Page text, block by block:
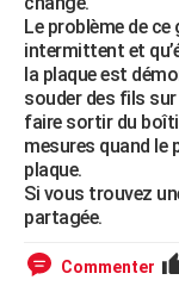
Le problème de ce
intermittent et
la plaque est
souder des fils
faire sortir du
mesures quand le
plaque.
Si vous trouvez
partagée.
Commenter